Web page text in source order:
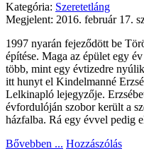
Kategória: Szeretetláng
Megjelent: 2016. február 17.
1997 nyarán fejeződött be
építése. Maga az épület egy
több, mint egy évtizedre
itt hunyt el Kindelmanné
Lelkinapló lejegyzője.
évfordulóján szobor került a
házfalba. Rá egy évvel pedig
Bővebben ... Hozzászólás